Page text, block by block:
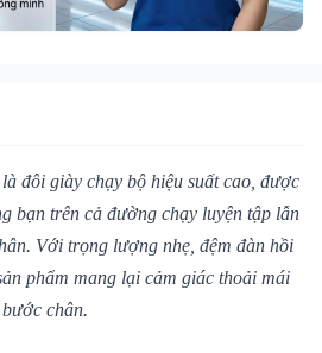
là đôi giày chạy bộ hiệu suất cao, được
bạn trên cả đường chạy luyện tập lẫn
Với trọng lượng nhẹ, đệm đàn hồi
phẩm mang lại cảm giác thoải mái
chân.